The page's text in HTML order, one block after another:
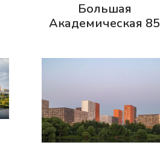
Большая
Академическая 85